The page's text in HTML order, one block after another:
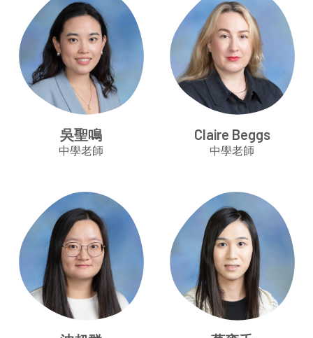
吳聖鳴
中學老師
Claire Beggs
中學老師